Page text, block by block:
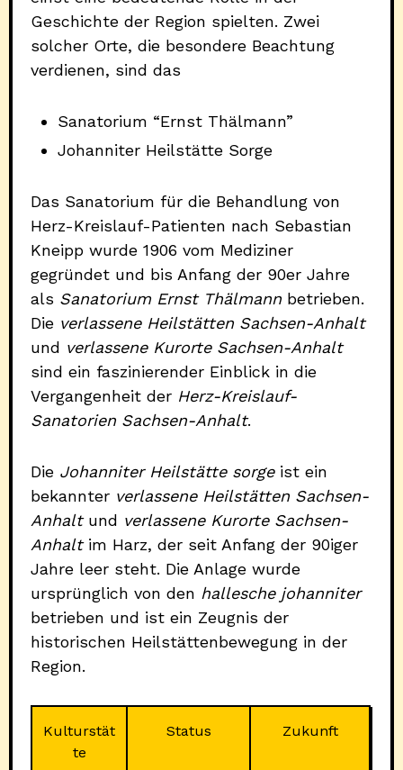
Geschichte der Region spielten. Zwei
solcher Orte, die besondere Beachtung
verdienen, sind das
Sanatorium “Ernst Thälmann”
Johanniter Heilstätte Sorge
Das Sanatorium für die Behandlung von
Herz-Kreislauf-Patienten nach Sebastian
Kneipp wurde 1906 vom Mediziner
gegründet und bis Anfang der 90er Jahre
als Sanatorium Ernst Thälmannbetrieben.
Die verlassene Heilstätten Sachsen-Anhalt
und verlassene Kurorte Sachsen-Anhalt
sind ein faszinierender Einblick in die
Vergangenheit der Herz-Kreislauf-
Sanatorien Sachsen-Anhalt.
Die Johanniter Heilstätte sorgeist ein
bekannter verlassene Heilstätten Sachsen-
Anhaltund verlassene Kurorte Sachsen-
Anhaltim Harz, der seit Anfang der 90iger
Jahre leer steht. Die Anlage wurde
ursprünglich von den hallesche johanniter
betrieben und ist ein Zeugnis der
historischen Heilstättenbewegung in der
Region.
Kulturstät
te
Status Zukunft